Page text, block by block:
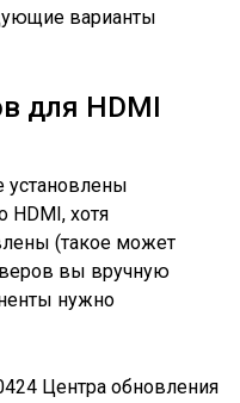
варианты
для HDMI
установлены
хотя
(такое может
вы вручную
нужно
Центра обновления